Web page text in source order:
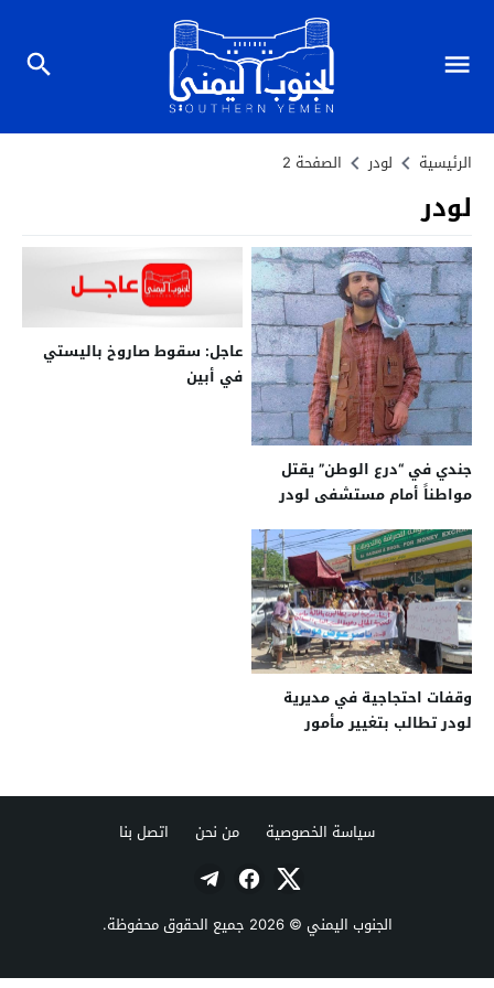
الرئيسية لودر الصفحة 2
لودر
جندي في “درع الوطن” يقتل
مواطناً أمام مستشفى لودر
عاجل: سقوط صاروخ باليستي
في أبين
وقفات احتجاجية في مديرية
لودر تطالب بتغيير مأمور
سياسة الخصوصية من نحن اتصل بنا
الجنوب اليمني © 2026 جميع الحقوق محفوظة.